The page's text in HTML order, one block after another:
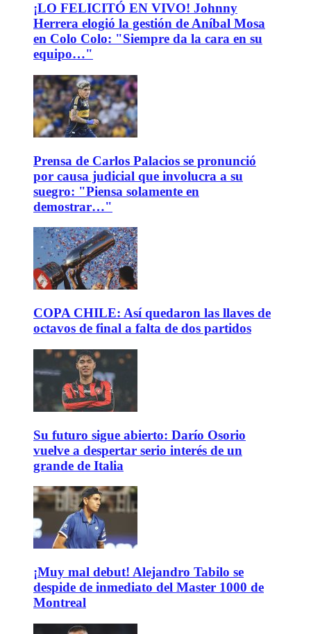
¡LO FELICITÓ EN VIVO! Johnny
Herrera elogió la gestión de Aníbal Mosa
en Colo Colo: "Siempre da la cara en su
equipo…"
Prensa de Carlos Palacios se pronunció
por causa judicial que involucra a su
suegro: "Piensa solamente en
demostrar…"
COPA CHILE: Así quedaron las llaves de
octavos de final a falta de dos partidos
Su futuro sigue abierto: Darío Osorio
vuelve a despertar serio interés de un
grande de Italia
¡Muy mal debut! Alejandro Tabilo se
despide de inmediato del Master 1000 de
Montreal